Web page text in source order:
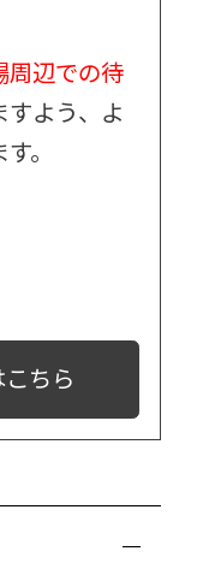
周辺での待
よう、よ
。
ちら